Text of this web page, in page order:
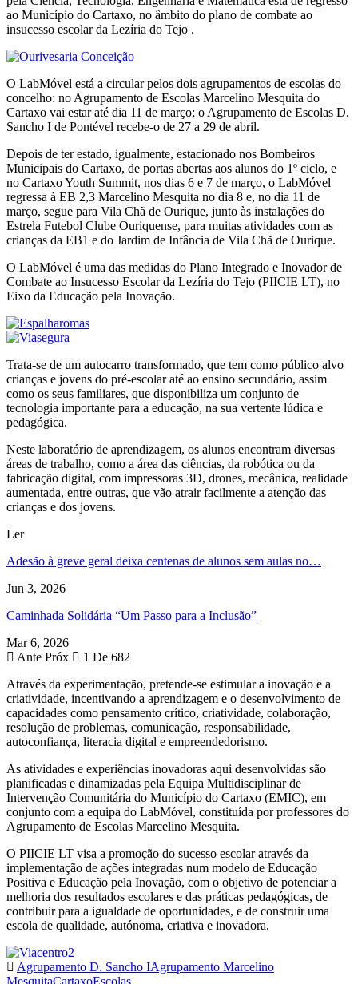
ao Município do Cartaxo, no âmbito do plano de combate ao
insucesso escolar da Lezíria do Tejo .
O LabMóvel está a circular pelos dois agrupamentos de escolas do
concelho: no Agrupamento de Escolas Marcelino Mesquita do
Cartaxo vai estar até dia 11 de março; o Agrupamento de Escolas D.
Sancho I de Pontével recebe-o de 27 a 29 de abril.
Depois de ter estado, igualmente, estacionado nos Bombeiros
Municipais do Cartaxo, de portas abertas aos alunos do 1º ciclo, e
no Cartaxo Youth Summit, nos dias 6 e 7 de março, o LabMóvel
regressa à EB 2,3 Marcelino Mesquita no dia 8 e, no dia 11 de
março, segue para Vila Chã de Ourique, junto às instalações do
Estrela Futebol Clube Ouriquense, para muitas atividades com as
crianças da EB1 e do Jardim de Infância de Vila Chã de Ourique.
O LabMóvel é uma das medidas do Plano Integrado e Inovador de
Combate ao Insucesso Escolar da Lezíria do Tejo (PIICIE LT), no
Eixo da Educação pela Inovação.
Trata-se de um autocarro transformado, que tem como público alvo
crianças e jovens do pré-escolar até ao ensino secundário, assim
como os seus familiares, que disponibiliza um conjunto de
tecnologia importante para a educação, na sua vertente lúdica e
pedagógica.
Neste laboratório de aprendizagem, os alunos encontram diversas
áreas de trabalho, como a área das ciências, da robótica ou da
fabricação digital, com impressoras 3D, drones, mecânica, realidade
aumentada, entre outras, que vão atrair facilmente a atenção das
crianças e dos jovens.
Ler
Adesão à greve geral deixa centenas de alunos sem aulas no…
Jun 3, 2026
Caminhada Solidária “Um Passo para a Inclusão”
Mar 6, 2026
Ante Próx
1 De 682
Através da experimentação, pretende-se estimular a inovação e a
criatividade, incentivando a aprendizagem e o desenvolvimento de
capacidades como pensamento crítico, criatividade, colaboração,
resolução de problemas, comunicação, responsabilidade,
autoconfiança, literacia digital e empreendedorismo.
As atividades e experiências inovadoras aqui desenvolvidas são
planificadas e dinamizadas pela Equipa Multidisciplinar de
Intervenção Comunitária do Município do Cartaxo (EMIC), em
conjunto com a equipa do LabMóvel, constituída por professores do
Agrupamento de Escolas Marcelino Mesquita.
O PIICIE LT visa a promoção do sucesso escolar através da
implementação de ações integradas num modelo de Educação
Positiva e Educação pela Inovação, com o objetivo de potenciar a
melhoria dos resultados escolares e das práticas pedagógicas, de
contribuir para a igualdade de oportunidades, e de construir uma
escola de qualidade, autónoma, criativa e inovadora.
Agrupamento D. Sancho IAgrupamento Marcelino
MesquitaCartaxoEscolas